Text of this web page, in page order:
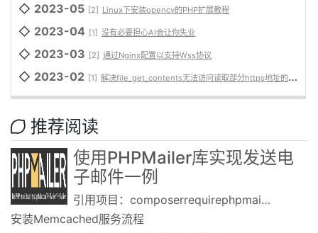
◇ 2023-05 [2] Linux下安装opencv的PHP扩展教程
◇ 2023-04 [1] 没有必要担心AI会让你失业
◇ 2023-03 [2] 通过Nginx配置以支持Wss协议
◇ 2023-02 [1] 解决file_get_contents无法访问读取部分https地址的问题
推荐阅读
使用PHPMailer库实现发送电
子邮件一例
引用项目：composerrequirephpmailer/phpmailer代码片段示例：useP......
安装Memcached服务流程